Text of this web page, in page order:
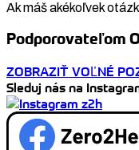
Ak máš akékoľvek
Podporovateľom
ZOBRAZIŤ VOĽNÉ
Sleduj nás na